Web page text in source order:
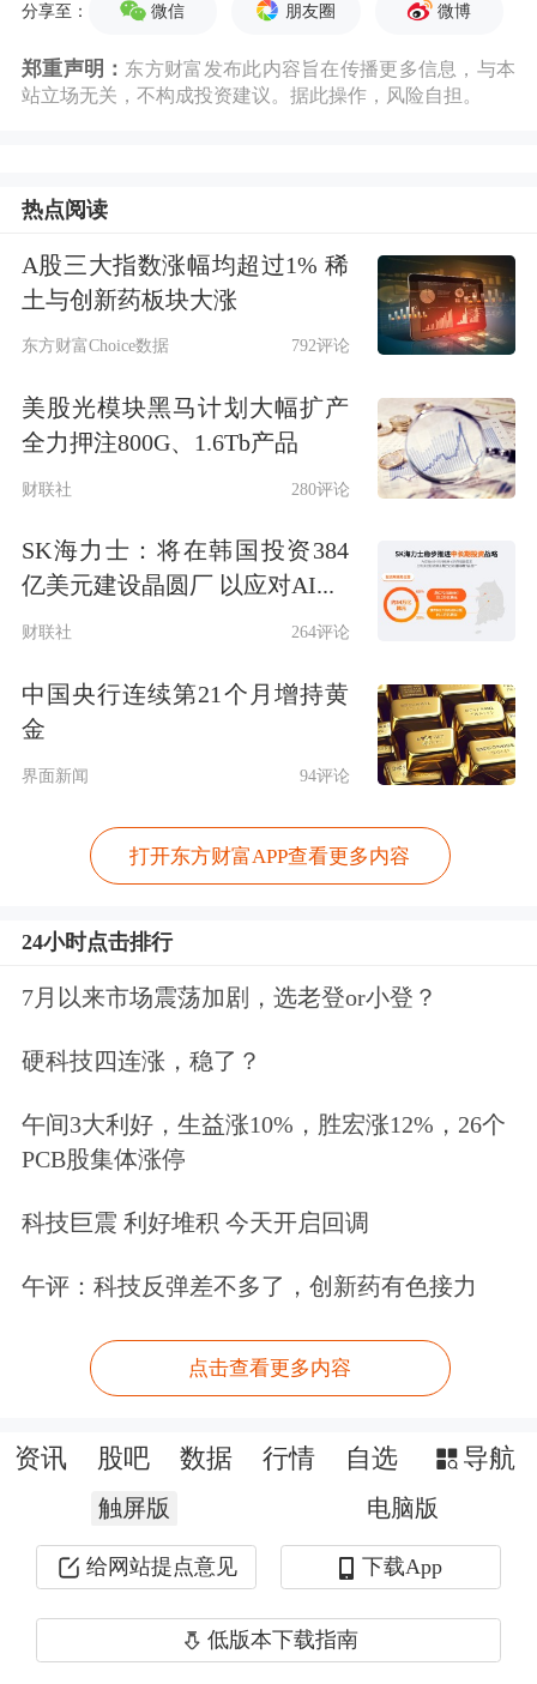
大幅增长。途家平台的数据显示，今年
暑期金山区民宿预订量同比增幅达到6
“全球最好的品牌，最著名的IP都进入
华纳等都有所动作。”中国主题公园研
究院院长林焕杰在接受《每日经济新
闻》记者采访时坦言。
在成人票价上，上海乐高乐园是目前亚
在“家庭游”的布局方面，其并不是国内
市场的先驱者。2007年，首个方特主题
门、南宁等多个城市，主打亲子游。
上海乐高乐园能否打破“低龄化=低消费
力”的魔咒？新宏睿投资管理公司创始
人兼董事总经理夏宇宸在接受《每日经
济新闻》记者采访时表示，乐高乐园的
增强黏性，乐高乐园有望撬动“多孩经
济”这一蓝海，但市场渗透率取决于品
牌运营和本土化深度。
不过，上海乐高乐园目前也面临挑战。
例如，6月28日，多位网友表示，乐高
大飞车突然卡在半空近一个小时。“我
们一方面和时间赛跑，同时需要尽快把
设施磨合度、人的磨合度、设施和人的
责人表示。
乐园暑期档“暗战”已来。林焕杰认为，
分享至： 微信 朋友圈 微博
郑重声明： 东方财富发布此内容旨在传播更多信息，与本
站立场无关，不构成投资建议。据此操作，风险自担。
热点阅读
A股三大指数涨幅均超过1% 稀
土与创新药板块大涨
东方财富Choice数据 792评论
美股光模块黑马计划大幅扩产
全力押注800G、1.6Tb产品
财联社 280评论
SK海力士：将在韩国投资384
亿美元建设晶圆厂 以应对AI...
财联社 264评论
中国央行连续第21个月增持黄
金
界面新闻 94评论
打开东方财富APP查看更多内容
24小时点击排行
7月以来市场震荡加剧，选老登or小登？
硬科技四连涨，稳了？
午间3大利好，生益涨10%，胜宏涨12%，26个
PCB股集体涨停
科技巨震 利好堆积 今天开启回调
午评：科技反弹差不多了，创新药有色接力
点击查看更多内容
资讯 股吧 数据 行情 自选 导航
触屏版 电脑版
给网站提点意见 下载App
低版本下载指南